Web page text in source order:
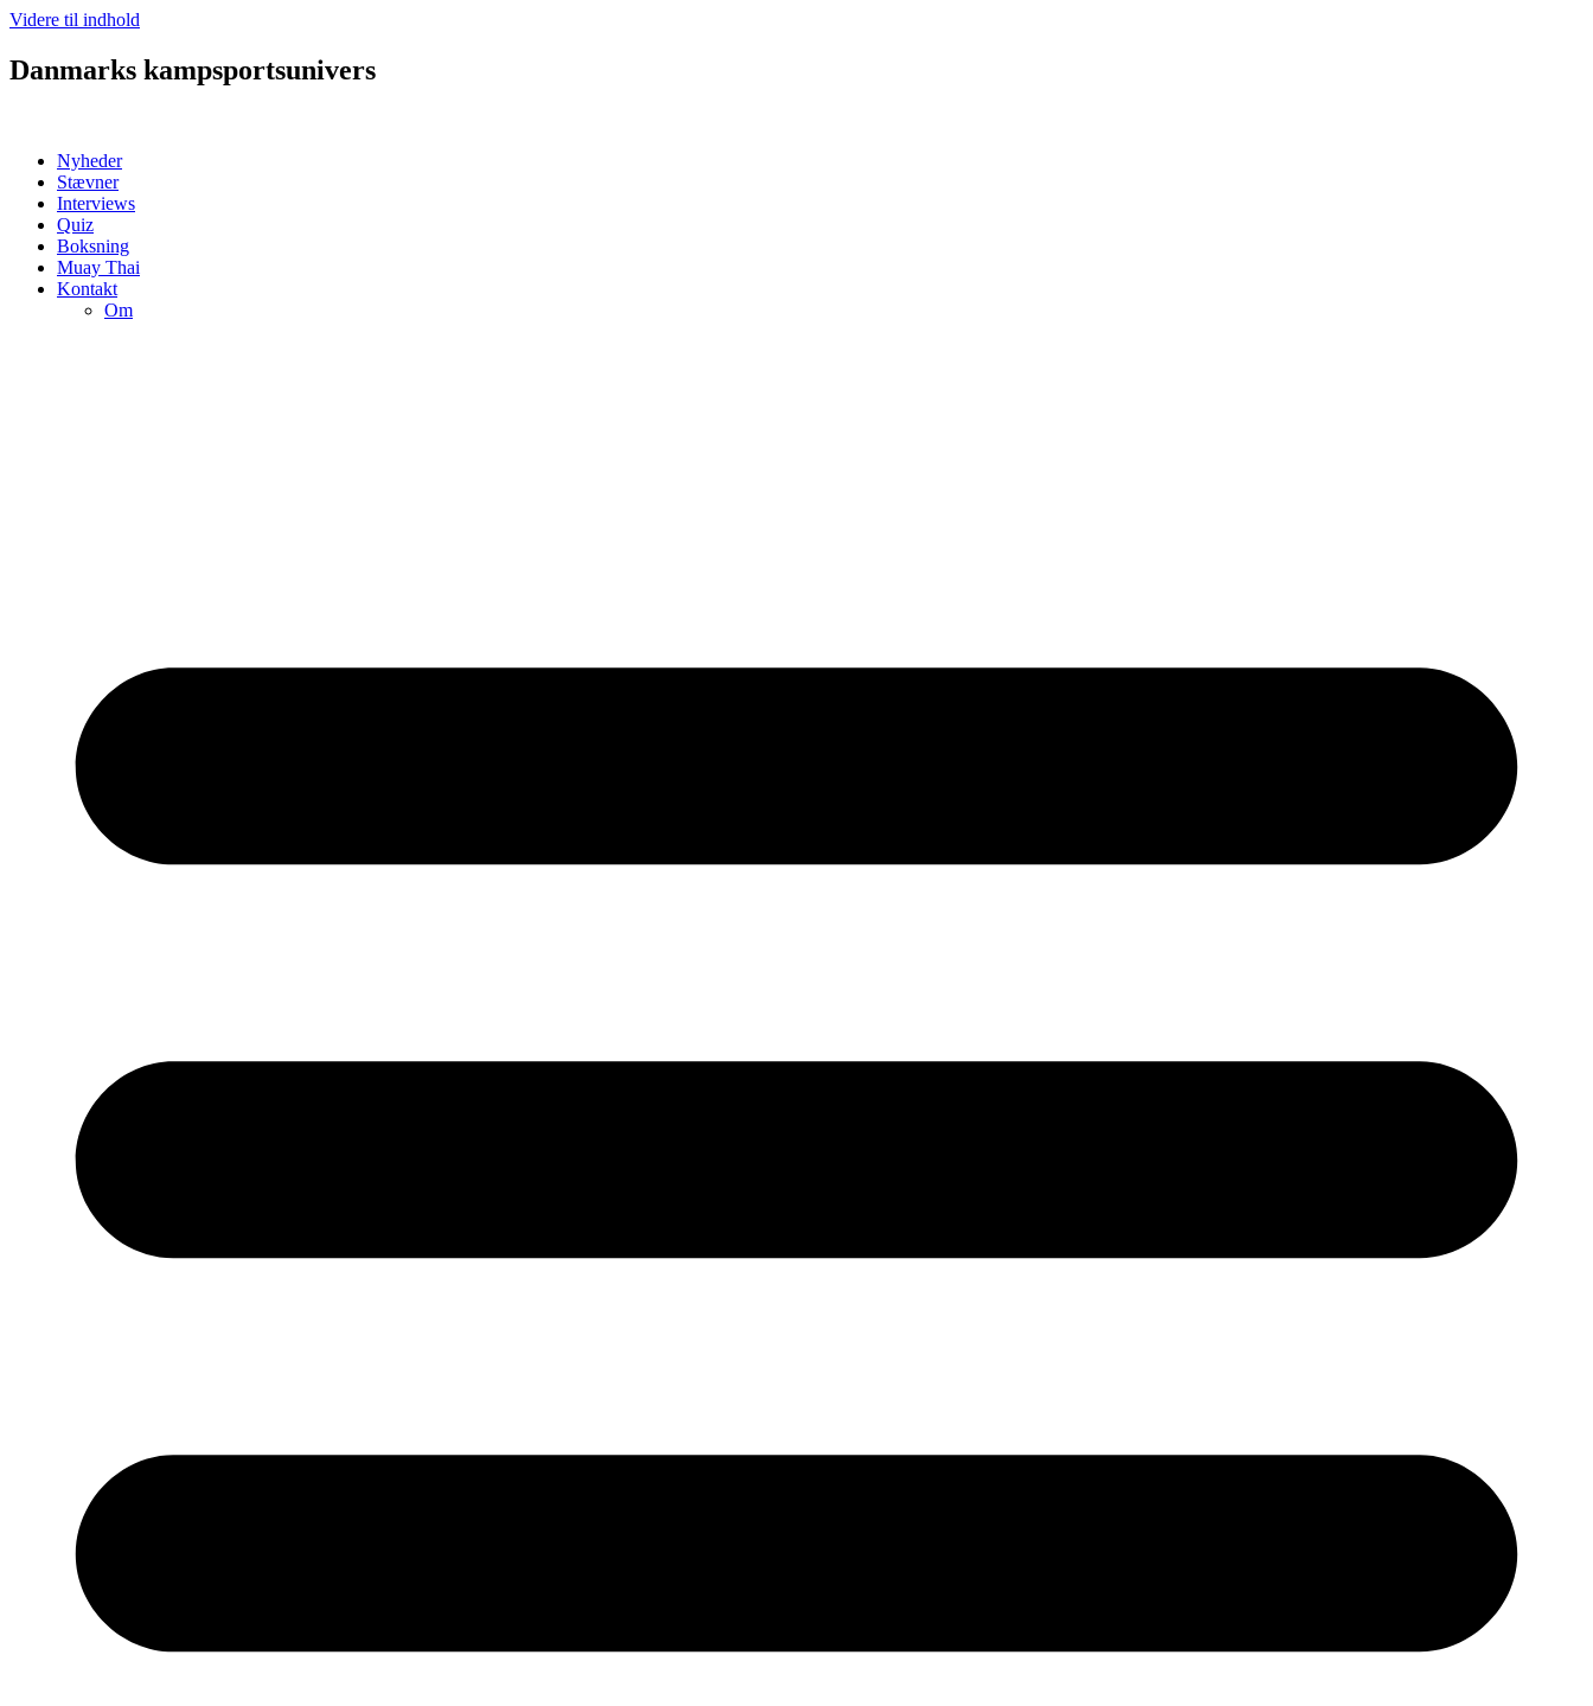
Videre til indhold
Danmarks kampsportsunivers
Nyheder
Stævner
Interviews
Quiz
Boksning
Muay Thai
Kontakt
Om